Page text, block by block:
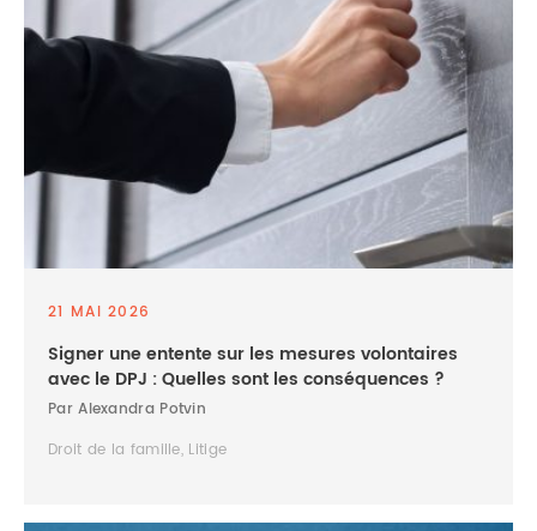
21 MAI 2026
Signer une entente sur les mesures volontaires
avec le DPJ : Quelles sont les conséquences ?
Par Alexandra Potvin
Droit de la famille, Litige